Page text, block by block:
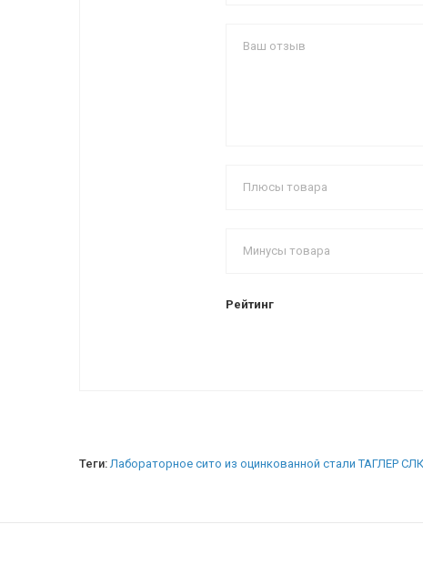
Рейтинг
Теги:Лабораторное сито из оцинкованной стали ТАГЛЕР